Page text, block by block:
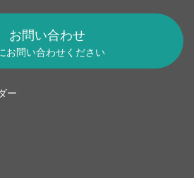
お問い合わせ
お問い合わせください
ー